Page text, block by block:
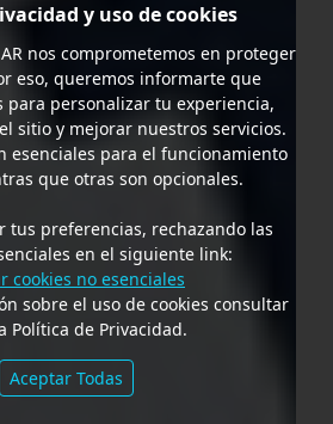
y uso de cookies
nos comprometemos en proteger
eso, queremos informarte que
para personalizar tu experiencia,
sitio y mejorar nuestros servicios.
esenciales para el funcionamiento
que otras son opcionales.
tus preferencias, rechazando las
en el siguiente link:
cookies no esenciales
sobre el uso de cookies consultar
Política de Privacidad.
Aceptar Todas